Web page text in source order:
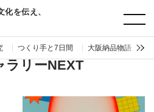
を伝え、
つくり手と7日間 大阪納品物語
髙島屋大阪店ギャラリーNEXT
ラリーNEXT